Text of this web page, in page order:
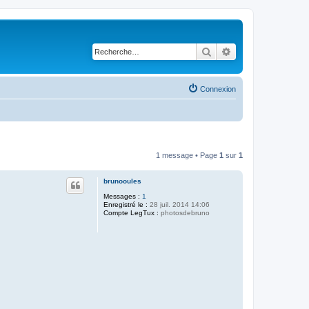
Rechercher
Connexion
1 message • Page 1 sur 1
brunooules
Messages : 1
Enregistré le : 28 juil. 2014 14:06
Compte LegTux : photosdebruno